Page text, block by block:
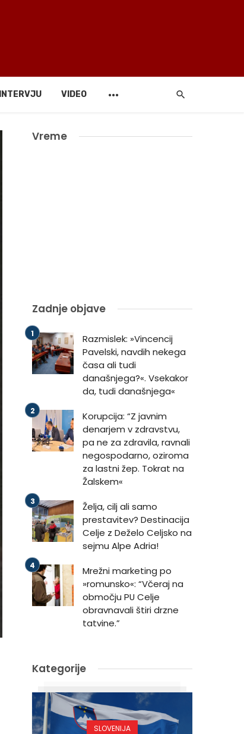
INTERVJU VIDEO
Vreme
Zadnje objave
Razmislek: »Vincencij
Pavelski, navdih nekega
časa ali tudi
današnjega?«. Vsekakor
da, tudi današnjega«
Korupcija: “Z javnim
denarjem v zdravstvu,
pa ne za zdravila, ravnali
negospodarno, oziroma
za lastni žep. Tokrat na
Žalskem«
Želja, cilj ali samo
prestavitev? Destinacija
Celje z Deželo Celjsko na
sejmu Alpe Adria!
Mrežni marketing po
»romunsko«: “Včeraj na
območju PU Celje
obravnavali štiri drzne
tatvine.”
Kategorije
SLOVENIJA